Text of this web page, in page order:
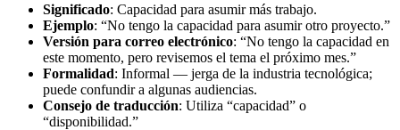
Significado: Capacidad para asumir más trabajo.
Ejemplo: “No tengo la capacidad para asumir otro proyecto.”
Versión para correo electrónico: “No tengo la capacidad en
este momento, pero revisemos el tema el próximo mes.”
Formalidad: Informal — jerga de la industria tecnológica;
puede confundir a algunas audiencias.
Consejo de traducción: Utiliza “capacidad” o
“disponibilidad.”